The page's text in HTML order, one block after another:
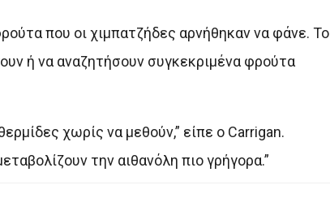
που οι χιμπατζήδες αρνήθηκαν να φάνε. Το
ή να αναζητήσουν συγκεκριμένα φρούτα
χωρίς να μεθούν,” είπε ο Carrigan.
την αιθανόλη πιο γρήγορα.”